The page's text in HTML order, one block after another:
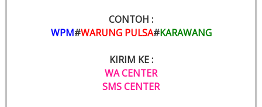
CONTOH :
WPM#WARUNG PULSA#KARAWANG
KIRIM KE :
WA CENTER
SMS CENTER